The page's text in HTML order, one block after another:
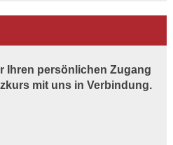
Ihren persönlichen Zugang
mit uns in Verbindung.